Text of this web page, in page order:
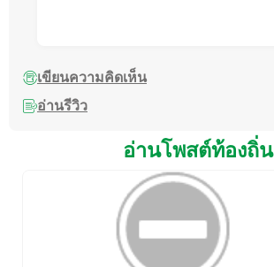
เขียนความคิดเห็น
อ่านรีวิว
อ่านโพสต์ท้องถิ่น